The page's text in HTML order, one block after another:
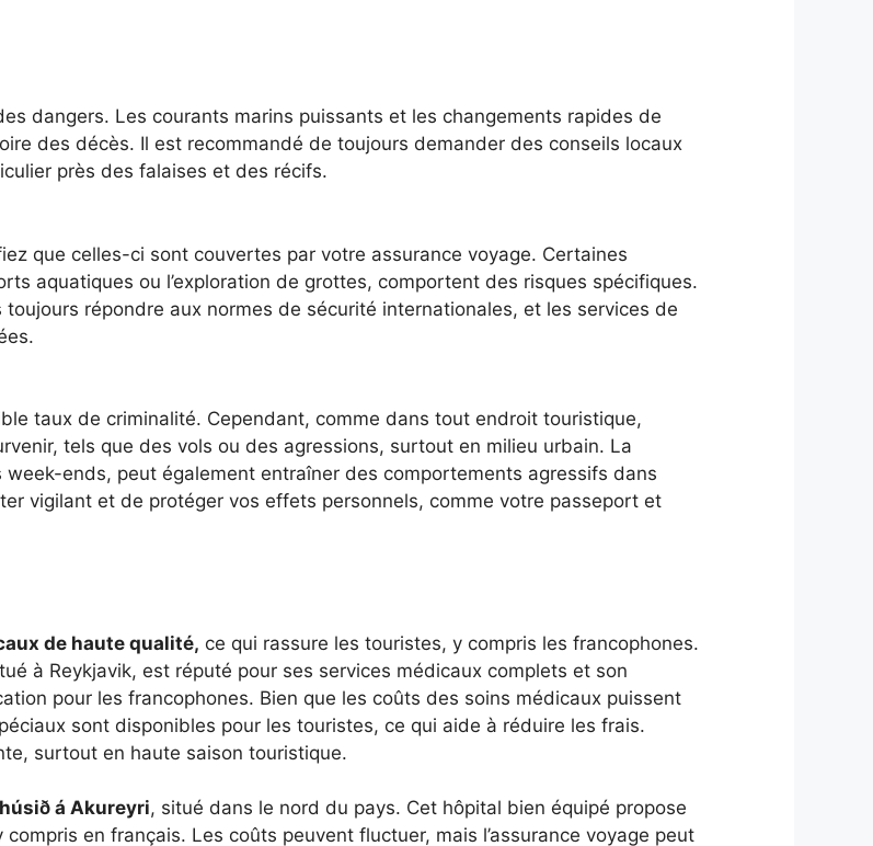
dangers. Les courants marins puissants et les changements rapides de
des décès. Il est recommandé de toujours demander des conseils locaux
près des falaises et des récifs.
que celles-ci sont couvertes par votre assurance voyage. Certaines
aquatiques ou l’exploration de grottes, comportent des risques spécifiques.
répondre aux normes de sécurité internationales, et les services de
taux de criminalité. Cependant, comme dans tout endroit touristique,
tels que des vols ou des agressions, surtout en milieu urbain. La
week-ends, peut également entraîner des comportements agressifs dans
vigilant et de protéger vos effets personnels, comme votre passeport et
de haute qualité, ce qui rassure les touristes, y compris les francophones.
à Reykjavik, est réputé pour ses services médicaux complets et son
pour les francophones. Bien que les coûts des soins médicaux puissent
sont disponibles pour les touristes, ce qui aide à réduire les frais.
surtout en haute saison touristique.
á Akureyri, situé dans le nord du pays. Cet hôpital bien équipé propose
en français. Les coûts peuvent fluctuer, mais l’assurance voyage peut